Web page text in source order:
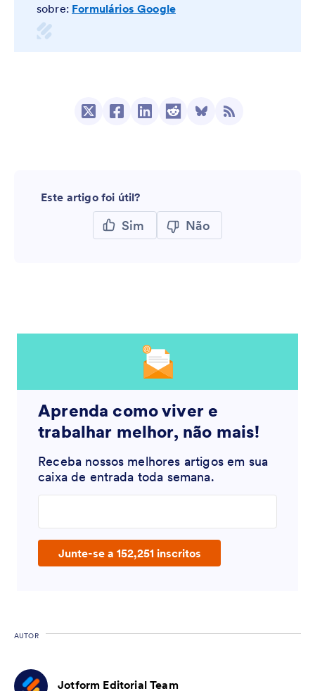
sobre: Formulários Google
Este artigo foi útil?
Sim Não
Aprenda como viver e
trabalhar melhor, não mais!
Receba nossos melhores artigos em sua
caixa de entrada toda semana.
Junte-se a 152,251 inscritos
AUTOR
Jotform Editorial Team